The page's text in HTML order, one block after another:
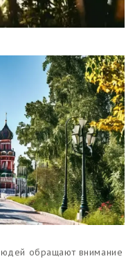
с
CBD
обращают внимание